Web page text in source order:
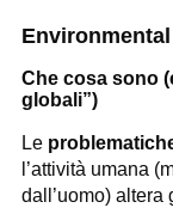
Che cosa sono
globali”)
Le
l’attività umana
dall’uomo)